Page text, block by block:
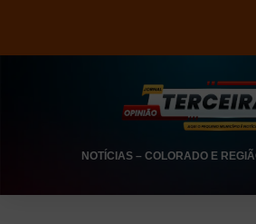
NOTÍCIAS– COLORADO E